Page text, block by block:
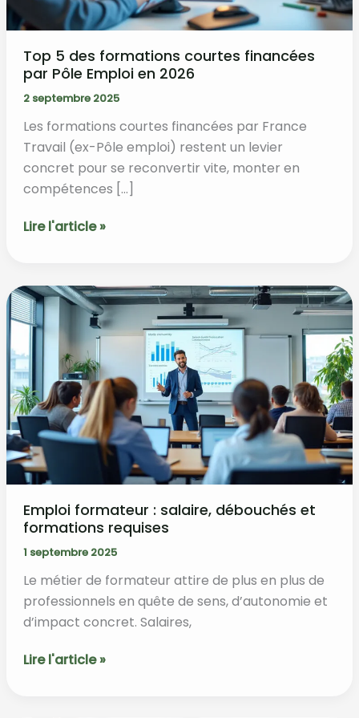
Top 5 des formations courtes financées
par Pôle Emploi en 2026
2 septembre 2025
Les formations courtes financées par France
Travail (ex-Pôle emploi) restent un levier
concret pour se reconvertir vite, monter en
compétences […]
Top
formations
courtes
financées
par
Pôle
Emploi
en
2026
Lire l'article »
Emploi formateur : salaire, débouchés et
formations requises
1 septembre 2025
Le métier de formateur attire de plus en plus de
professionnels en quête de sens, d’autonomie et
d’impact concret. Salaires,
Emploi
Lire l'article »